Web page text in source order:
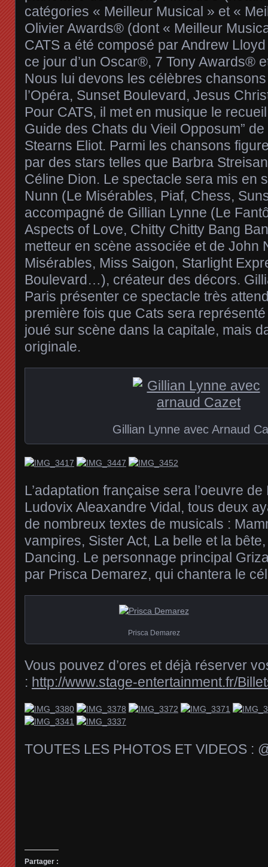
catégories « Meilleur Musical » et «
Olivier Awards® (dont « Meilleur
CATS a été composé par Andrew
ce jour d’un Oscar®, 7 Tony Awards®
Nous lui devons les célèbres
l’Opéra, Sunset Boulevard, Jesus
Pour CATS, il met en musique le
Guide des Chats du Vieil Opposum”
Stearns Eliot. Parmi les chansons
par des stars telles que Barbra
Céline Dion. Le spectacle sera mis en
Nunn (Le Misérables, Piaf, Chess,
accompagné de Gillian Lynne (Le
Aspects of Love, Chitty Chitty Bang
metteur en scène associée et de John
Misérables, Miss Saigon, Starlight
Boulevard…), créateur des décors.
Paris présenter ce spectacle très
première fois que Cats sera
joué sur scène dans la capitale, mais
originale.
Gillian Lynne avec Arnaud
L’adaptation française sera l’oeuvre
Ludovix Aleaxandre Vidal, tous deux
de nombreux textes de musicals :
vampires, Sister Act, La belle et la
Dancing. Le personnage principal
par Prisca Demarez, qui chantera le
Prisca Demarez
Vous pouvez d’ores et déjà réserver
: http://www.stage-entertainment.fr/
TOUTES LES PHOTOS ET VIDEOS :
Partager :